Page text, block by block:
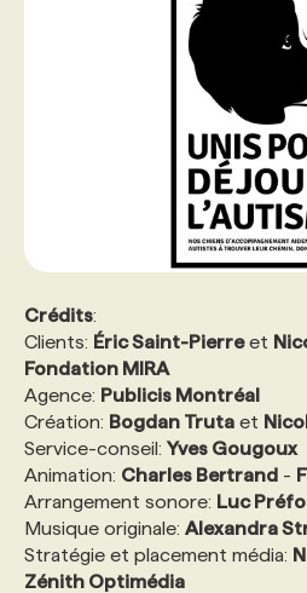
Crédits:
Clients: Éric Saint-Pierreet
Fondation MIRA
Agence: Publicis Montréal
Création: Bogdan Truta et
Service-conseil: Yves Gougoux
Animation: Charles Bertrand -
Arrangement sonore: Luc
Musique originale: Alexandra
Stratégie et placement média:
Zénith Optimédia